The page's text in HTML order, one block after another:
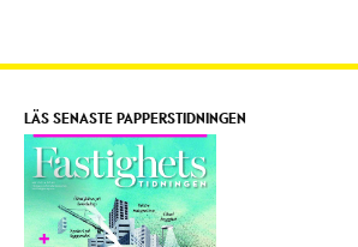
LÄS SENASTE PAPPERSTIDNINGEN